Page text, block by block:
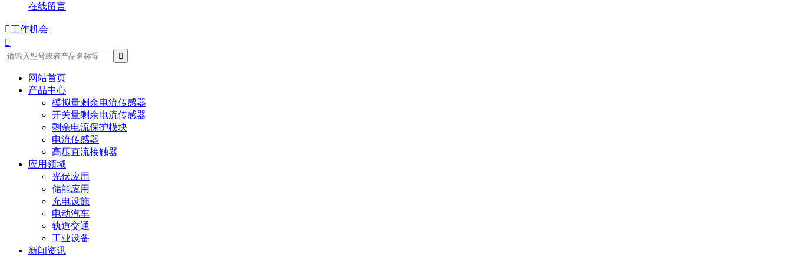
在线留言
工作机会

网站首页
产品中心
模拟量剩余电流传感器
开关量剩余电流传感器
剩余电流保护模块
电流传感器
高压直流接触器
应用领域
光伏应用
储能应用
充电设施
电动汽车
轨道交通
工业设备
新闻资讯